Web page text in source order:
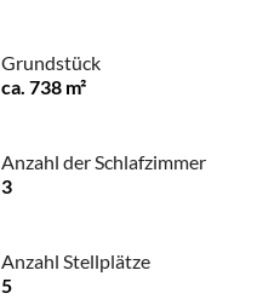
Grundstück
ca. 738 m²
Anzahl der Schlafzimmer
3
Anzahl Stellplätze
5